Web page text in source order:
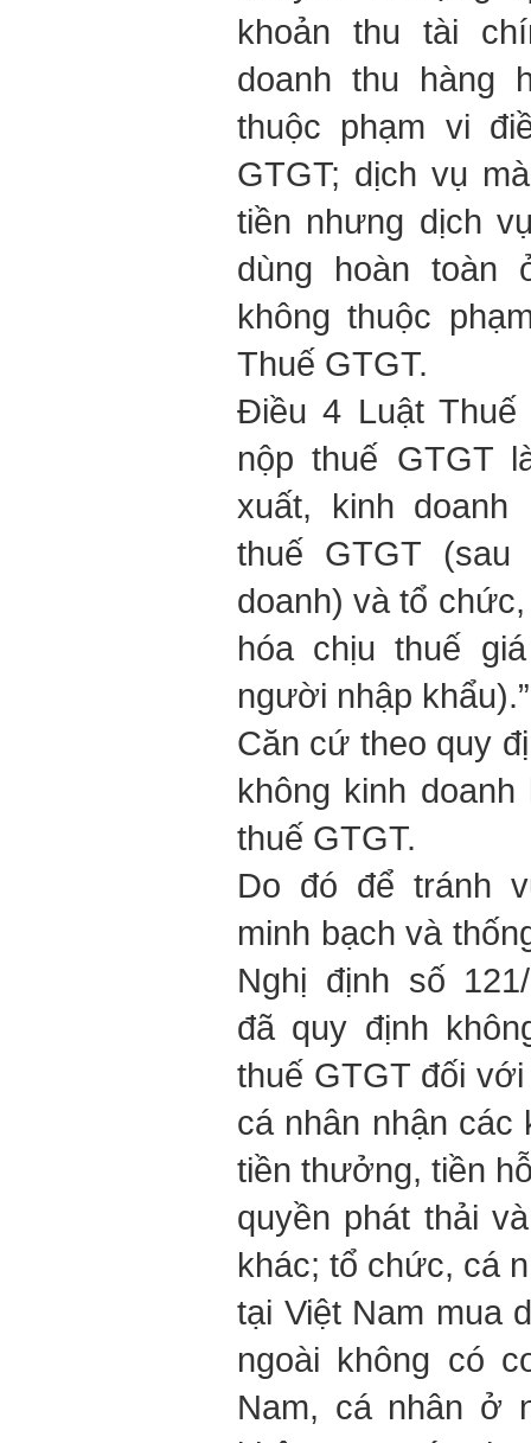
khoản thu tài
doanh thu hàng
thuộc phạm vi
GTGT; dịch vụ
tiền nhưng dịch
dùng hoàn toàn
không thuộc
Thuế GTGT.
Điều 4 Luật Thuế
nộp thuế GTGT
xuất, kinh
thuế GTGT
doanh) và tổ
hóa chịu thuế
người nhập khẩu).”
Căn cứ theo quy
không kinh
thuế GTGT.
Do đó để tránh
minh bạch và
Nghị định số
đã quy định
thuế GTGT đối
cá nhân nhận các
tiền thưởng, tiền
quyền phát thải
khác; tổ chức, cá
tại Việt Nam mua
ngoài không có
Nam, cá nhân ở